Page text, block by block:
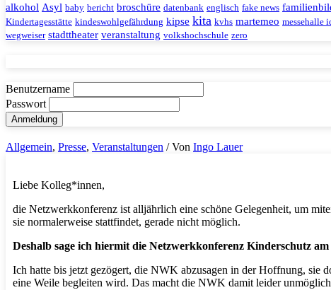
alkohol Asyl baby bericht broschüre datenbank englisch fake news
Kindertagesstätte kindeswohlgefährdung kipse kita kvhs martemeo messehalle
wegweiser stadttheater veranstaltung volkshochschule zero
Benutzername
Passwort
Allgemein, Presse, Veranstaltungen / Von Ingo Lauer
Liebe Kolleg*innen,
die Netzwerkkonferenz ist alljährlich eine schöne Gelegenheit, um
sie normalerweise stattfindet, gerade nicht möglich.
Deshalb sage ich hiermit die Netzwerkkonferenz Kinderschutz am
Ich hatte bis jetzt gezögert, die NWK abzusagen in der Hoffnung, sie
eine Weile begleiten wird. Das macht die NWK damit leider